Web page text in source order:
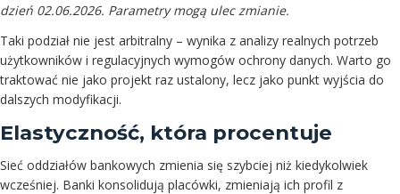
dzień 02.06.2026. Parametry mogą ulec zmianie.
Taki podział nie jest arbitralny – wynika z analizy realnych potrzeb
użytkowników i regulacyjnych wymogów ochrony danych. Warto go
traktować nie jako projekt raz ustalony, lecz jako punkt wyjścia do
dalszych modyfikacji.
Elastyczność, która procentuje
Sieć oddziałów bankowych zmienia się szybciej niż kiedykolwiek
wcześniej. Banki konsolidują placówki, zmieniają ich profil z